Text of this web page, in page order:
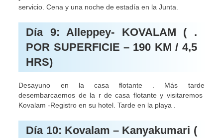
servicio. Cena y una noche de estadía en la Junta.
Día 9: Alleppey- KOVALAM ( .
POR SUPERFICIE – 190 KM / 4,5
HRS)
Desayuno en la casa flotante . Más tarde
desembarcaemos de la r de casa flotante y visitaremos
Kovalam -Registro en su hotel. Tarde en la playa .
Día 10: Kovalam – Kanyakumari (